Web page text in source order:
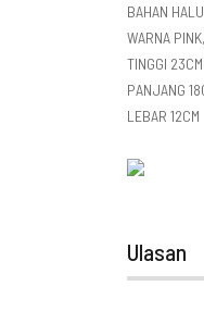
BAHAN
WARNA
TINGGI 23CM
PANJANG
LEBAR 12CM
Ulasan